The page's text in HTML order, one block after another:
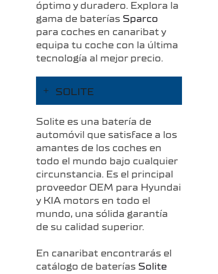
óptimo y duradero. Explora la
gama de baterías Sparco
para coches en canaribat y
equipa tu coche con la última
tecnología al mejor precio.
SOLITE
Solite es una batería de
automóvil que satisface a los
amantes de los coches en
todo el mundo bajo cualquier
circunstancia. Es el principal
proveedor OEM para Hyundai
y KIA motors en todo el
mundo, una sólida garantía
de su calidad superior.
En canaribat encontrarás el
catálogo de baterías Solite